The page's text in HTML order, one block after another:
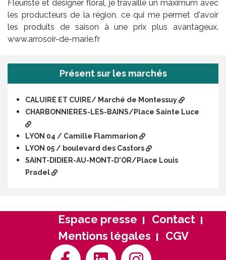
Fleuriste et designer floral, je travaille un maximum avec
les producteurs de la région, ce qui me permet d'avoir
les produits de saison à une prix plus avantageux.
www.arrosoir-de-marie.fr
Présent sur les marchés
CALUIRE ET CUIRE/ Marché de Montessuy
CHARBONNIERES-LES-BAINS/Place Sainte Luce
LYON 04 / Camille Flammarion
LYON 05 / boulevard des Castors
SAINT-DIDIER-AU-MONT-D'OR/Place Louis
Pradel
Espace presse
Contact
Mentions légales
CGV